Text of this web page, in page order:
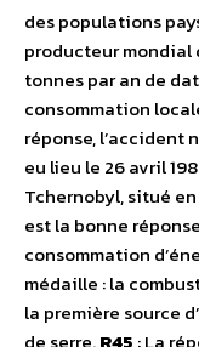
des populations
producteur
tonnes par an de
consommation
réponse, l’accident
eu lieu le 26 avril
Tchernobyl, situé
est la bonne
consommation
médaille : la
la première source